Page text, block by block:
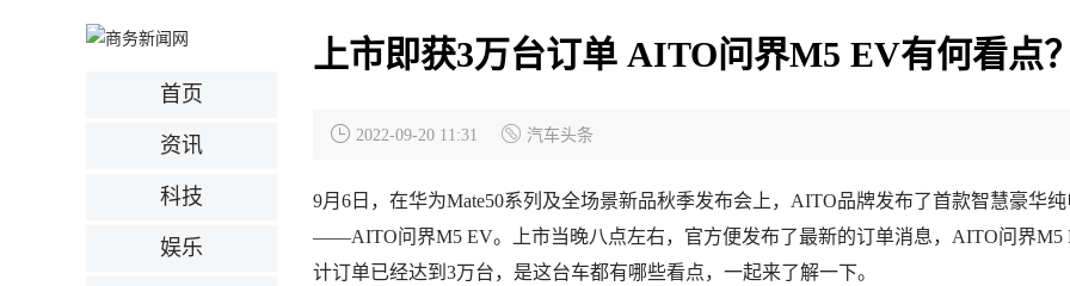
上市即获3万台订单 AITO问界M5 EV有何看点
2022-09-20 11:31 汽车头条
9月6日，在华为Mate50系列及全场景新品秋季发布会上，AITO品牌发布了首款智慧豪华
——AITO问界M5 EV。上市当晚八点左右，官方便发布了最新的订单消息，AITO问界M5
计订单已经达到3万台，是这台车都有哪些看点，一起来了解一下。
首页
资讯
科技
娱乐